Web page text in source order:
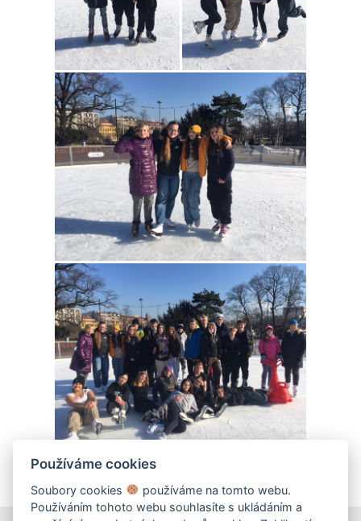
Používáme cookies
Soubory cookies
používáme na tomto webu.
Používáním tohoto webu souhlasíte s ukládáním a